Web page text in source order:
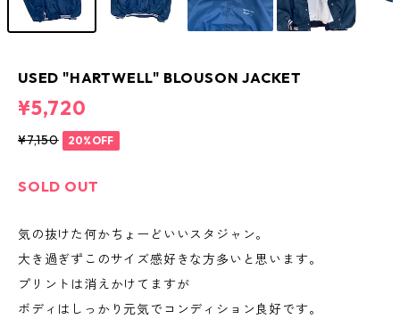
USED "HARTWELL" BLOUSON JACKET
¥5,720
¥7,150 20%OFF
SOLD OUT
気の抜けた何かちょーどいいスタジャン。
大き過ぎずこのサイズ感好きな方多いと思います。
プリントは消えかけてますが
ボディはしっかり元気でコンディション良好です。